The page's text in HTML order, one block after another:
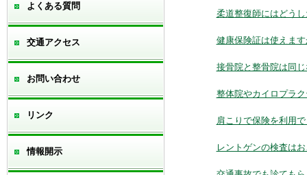
柔道整復師にはどう
健康保険証は使えま
接骨院と整骨院は同
整体院やカイロプラ
肩こりで保険を利用
レントゲンの検査は
よくある質問
交通アクセス
お問い合わせ
リンク
情報開示